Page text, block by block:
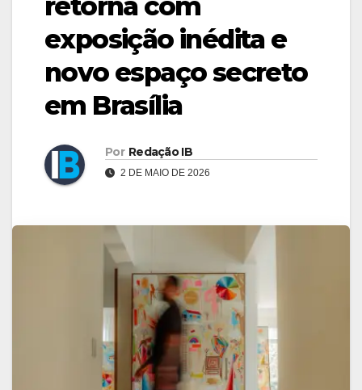
exposição inédita e
novo espaço secreto
em Brasília
Por Redação IB
2 DE MAIO DE 2026